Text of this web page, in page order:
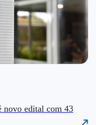
novo edital com 43